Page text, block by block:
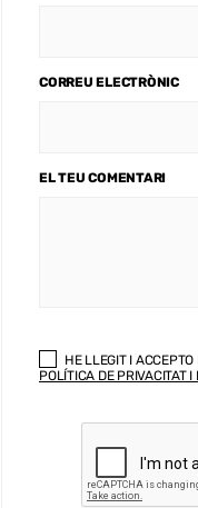
CORREU ELECTRÒNIC
EL TEU COMENTARI
HE LLEGIT I ACCEPTO
POLÍTICA DE PRIVACITAT I